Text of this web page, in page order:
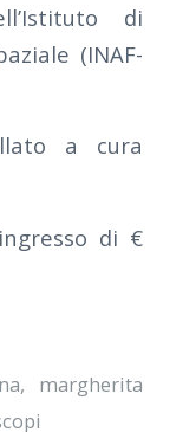
di
(INAF-
a cura
di €
, margherita